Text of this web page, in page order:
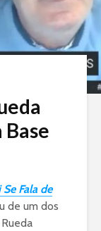
Base
Fala de
de um dos